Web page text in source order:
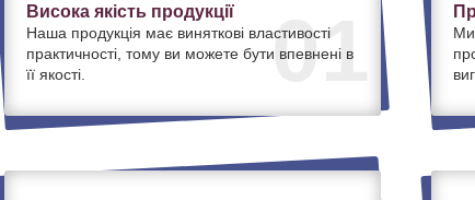
01
Висока якість продукції
Наша продукція має виняткові властивості
практичності, тому ви можете бути впевнені в
її якості.
Ми